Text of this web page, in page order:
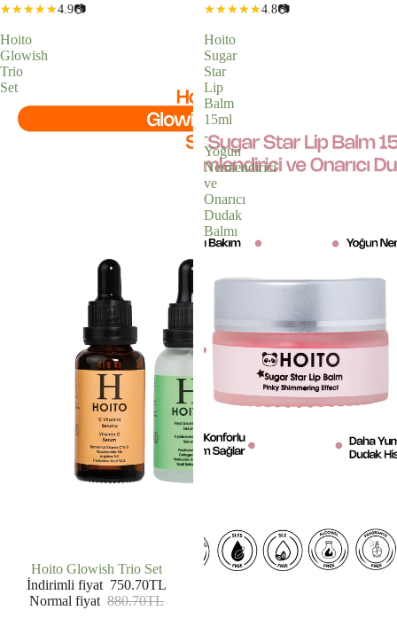
4.9📷 4.8📷
Hoito
Glowish
Trio
Set
İNDIRIMDEHoito Glowish Trio Set
İndirimli fiyat 750.70TL
Normal fiyat 880.70TL
Hoito
Sugar
Star
Lip
Balm
15ml
-
Yoğun
Nemlendirici
ve
Onarıcı
Dudak
Balmı